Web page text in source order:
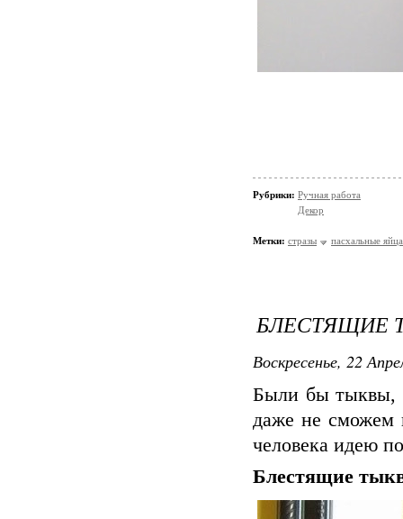
Рубрики: Ручная работа
Декор
Метки: стразы пасхальные яйца
БЛЕСТЯЩИЕ
Воскресенье, 22
Были бы тыквы,
даже не сможем
человека идею
Блестящие